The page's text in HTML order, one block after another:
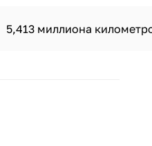
5,413 миллиона